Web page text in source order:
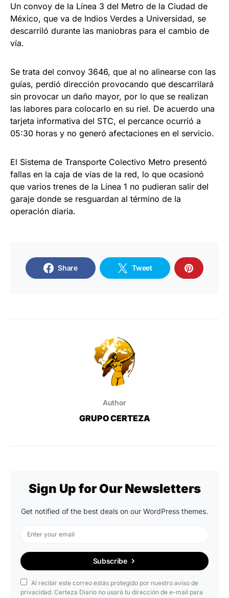
Un convoy de la Línea 3 del Metro de la Ciudad de
México, que va de Indios Verdes a Universidad, se
descarriló durante las maniobras para el cambio de
vía.
Se trata del convoy 3646, que al no alinearse con las
guías, perdió dirección provocando que descarrilará
sin provocar un daño mayor, por lo que se realizan
las labores para colocarlo en su riel. De acuerdo una
tarjeta informativa del STC, el percance ocurrió a
05:30 horas y no generó afectaciones en el servicio.
El Sistema de Transporte Colectivo Metro presentó
fallas en la caja de vías de la red, lo que ocasionó
que varios trenes de la Línea 1 no pudieran salir del
garaje donde se resguardan al término de la
operación diaria.
Share Tweet
Author
GRUPO CERTEZA
Sign Up for Our Newsletters
Get notified of the best deals on our WordPress themes.
Subscribe
Al recibir este correo estás protegido por nuestro aviso de
privacidad. Certeza Diario no usará tu dirección de e-mail para